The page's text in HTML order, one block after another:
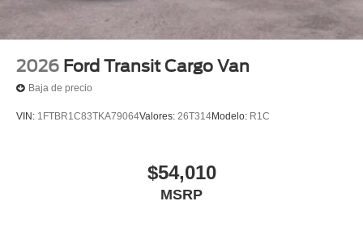
2026 Ford Transit Cargo Van
Baja de precio
VIN: 1FTBR1C83TKA79064Valores: 26T314Modelo: R1C
$54,010
MSRP